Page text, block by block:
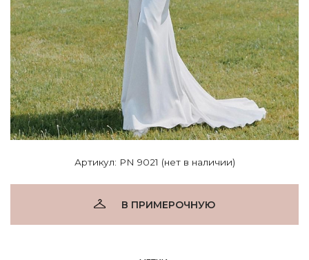
Артикул: PN 9021 (нет в наличии)
В ПРИМЕРОЧНУЮ